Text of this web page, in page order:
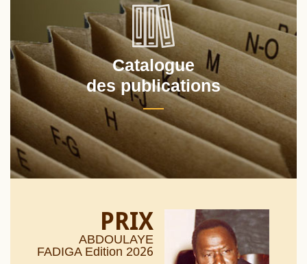
Catalogue
des publications
PRIX
ABDOULAYE
FADIGA Edition 2026